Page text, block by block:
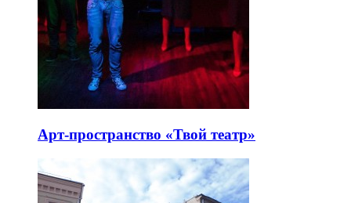
Арт-пространство «Твой театр»